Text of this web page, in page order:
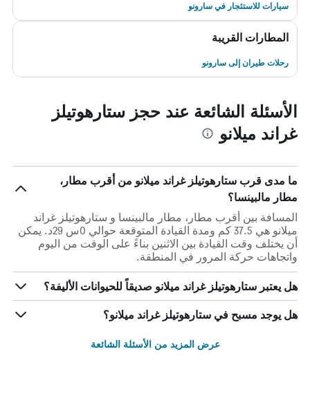
سيارات للاستئجار في سارونو
المطارات القريبة
رحلات طيران إلى سارونو
الأسئلة الشائعة عند حجز ستارهوتيلز
غراند ميلانو
ما مدى قرب ستارهوتيلز غراند ميلانو من أقرب مطار،
مطار مالبينسا؟
المسافة بين أقرب مطار، مطار مالبينسا و ستارهوتيلز غراند
ميلانو هي 37.5 كم ومدة القيادة المتوقعة حوالي 0س 29د. يمكن
أن يختلف وقت القيادة بين الاثنين بناءً على الوقت من اليوم
واتجاهات حركة المرور في المنطقة.
هل يعتبر ستارهوتيلز غراند ميلانو صديقاً للحيوانات الأليفة؟
هل يوجد مسبح في ستارهوتيلز غراند ميلانو؟
عرض المزيد من الأسئلة الشائعة